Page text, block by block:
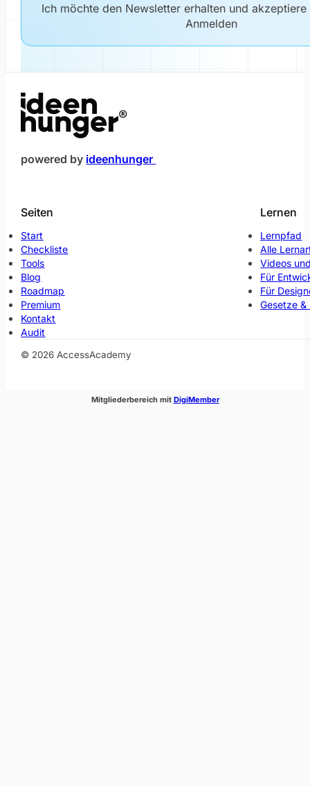
Ich möchte den Newsletter erhalten und
Anmelden
powered by ideenhunger
Seiten
Start
Checkliste
Tools
Blog
Roadmap
Premium
Kontakt
Audit
Lernen
Lernpfad
Alle
Videos
Für
Für
Gesetze
© 2026 AccessAcademy
Mitgliederbereich mit DigiMember(öffnet im neuen